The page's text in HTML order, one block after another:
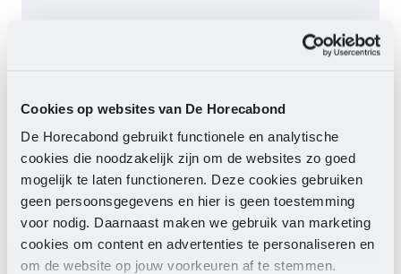
Cookies op websites van De Horecabond
De Horecabond gebruikt functionele en analytische
cookies die noodzakelijk zijn om de websites zo goed
mogelijk te laten functioneren. Deze cookies gebruiken
geen persoonsgegevens en hier is geen toestemming
voor nodig. Daarnaast maken we gebruik van marketing
cookies om content en advertenties te personaliseren en
om de website op jouw voorkeuren af te stemmen.
Email address
Telephone number
Yes, I am signing up for the monthly
newsletter.